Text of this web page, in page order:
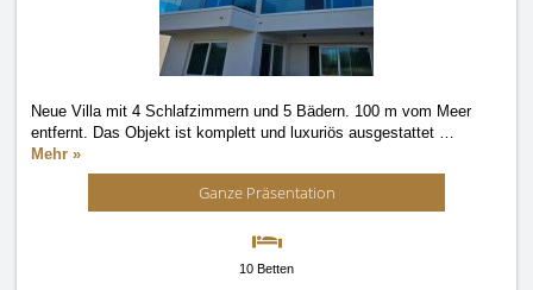
Neue Villa mit 4 Schlafzimmern und 5 Bädern. 100 m vom Meer
entfernt. Das Objekt ist komplett und luxuriös ausgestattet …
Mehr »
Ganze Präsentation
10 Betten